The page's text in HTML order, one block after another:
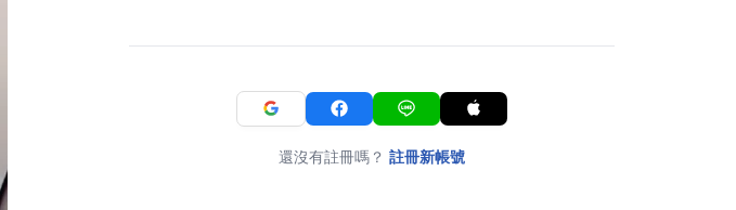
還沒有註冊嗎？ 註冊新帳號